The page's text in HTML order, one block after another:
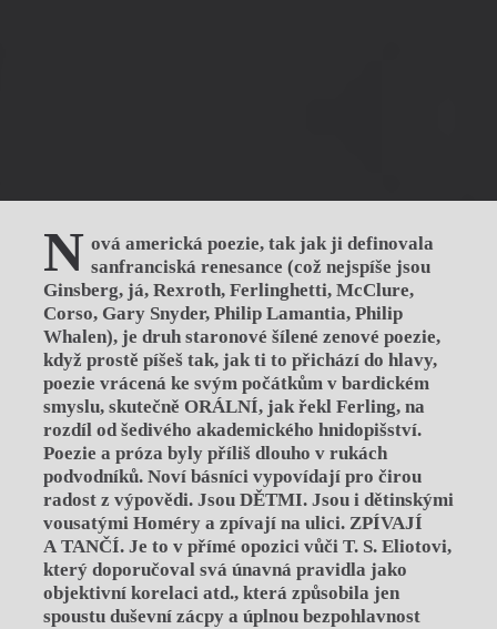
N ová americká poezie, tak jak ji definovala
sanfranciská renesance (což nejspíše jsou
Ginsberg, já, Rexroth, Ferlinghetti, McClure,
Corso, Gary Snyder, Philip Lamantia, Philip
Whalen), je druh staronové šílené zenové poezie,
když prostě píšeš tak, jak ti to přichází do hlavy,
poezie vrácená ke svým počátkům v bardickém
smyslu, skutečně ORÁLNÍ, jak řekl Ferling, na
rozdíl od šedivého akademického hnidopišství.
Poezie a próza byly příliš dlouho v rukách
podvodníků. Noví básníci vypovídají pro čirou
radost z výpovědi. Jsou DĚTMI. Jsou i dětinskými
vousatými Homéry a zpívají na ulici. ZPÍVAJÍ
A TANČÍ. Je to v přímé opozici vůči T. S. Eliotovi,
který doporučoval svá únavná pravidla jako
objektivní korelaci atd., která způsobila jen
spoustu duševní zácpy a úplnou bezpohlavnost